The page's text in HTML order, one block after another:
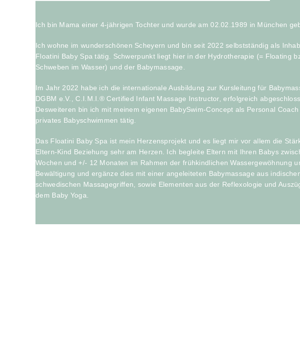
Ich bin Mama einer 4-jährigen Tochter und wurde am 02.02.1989 in München
Ich wohne im wunderschönen Scheyern und bin seit 2022 selbstständig als
Floatini Baby Spa tätig. Schwerpunkt liegt hier in der Hydrotherapie (= Floating
Schweben im Wasser) und der Babymassage.
Im Jahr 2022 habe ich die internationale Ausbildung zur Kursleitung für
DGBM e.V., C.I.M.I.® Certified Infant Massage Instructor, erfolgreich
Desweiteren bin ich mit meinem eigenen BabySwim-Concept als Personal
privates Babyschwimmen tätig.
Das Floatini Baby Spa ist mein Herzensprojekt und es liegt mir vor allem die
Eltern-Kind Beziehung sehr am Herzen. Ich begleite Eltern mit Ihren Babys
Wochen und +/- 12 Monaten im Rahmen der frühkindlichen Wassergewöhnung
Bewältigung und ergänze dies mit einer angeleiteten Babymassage aus
schwedischen Massagegriffen, sowie Elementen aus der Reflexologie und
dem Baby Yoga.